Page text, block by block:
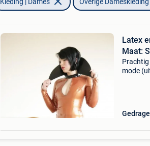
Latex
mode